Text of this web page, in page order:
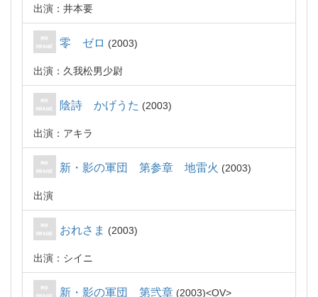
出演：井本要
零 ゼロ 2003
出演：久我松男少尉
陰詩 かげうた 2003
出演：アキラ
新・影の軍団 第参章 地雷火 2003
出演
おれさま 2003
出演：シイニ
新・影の軍団 第弐章 2003 OV